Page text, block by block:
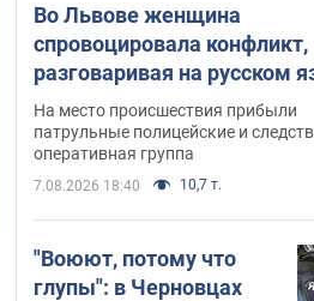
Во Львове женщина
спровоцировала конфликт,
разговаривая на русском
маршрутке: полиция
административный
Видео
На место происшествия прибыли
патрульные полицейские и
оперативная группа
7.08.2026 18:40 10,7 т.
"Воюют, потому что
глупы": в Черновцах